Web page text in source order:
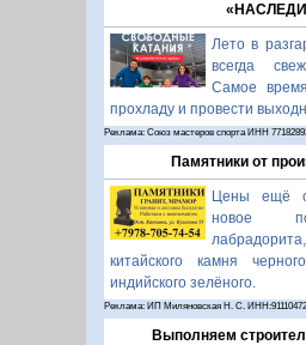
Лето в
всегда
Самое
прохладу и провести
Реклама: Союз мастеров спорта ИНН
Памятники от
Цены ещё
новое
китайского камня
индийского зелёного.
Реклама: ИП Миляновская Н. С.
Выполняем